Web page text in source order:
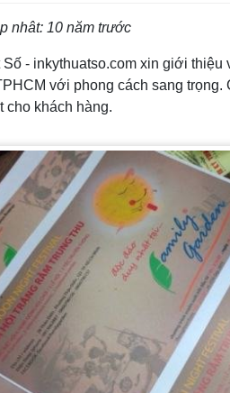
nhât: 10 năm trước
- inkythuatso.com xin giới
với phong cách sang
cho khách hàng.